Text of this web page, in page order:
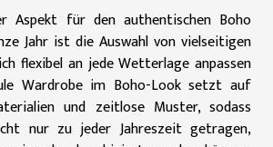
Aspekt für den authentischen Boho
Jahr ist die Auswahl von vielseitigen
flexibel an jede Wetterlage anpassen
Wardrobe im Boho-Look setzt auf
und zeitlose Muster, sodass
nur zu jeder Jahreszeit getragen,